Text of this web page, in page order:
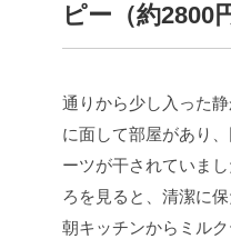
ピー（約2800
通りから少し入った
に面して部屋があり
ーツが干されていま
ろを見ると、清潔に
朝キッチンからミル